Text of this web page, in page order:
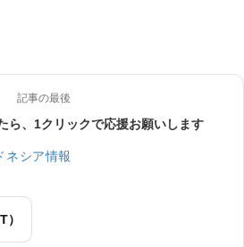
記事の最後
ら、1クリックで応援お願いします